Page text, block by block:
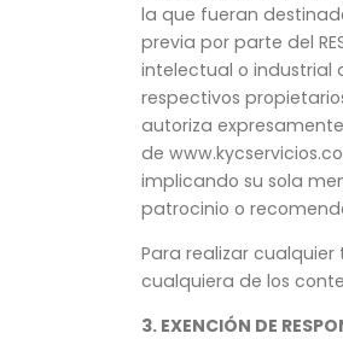
la que fueran
previa por parte del
intelectual o industrial
respectivos
autoriza
de
implicando su sola
patrocinio o
Para realizar
cualquiera de los
3. EXENCIÓN DE